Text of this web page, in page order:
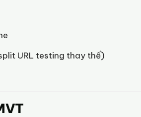
URL testing thay thế)